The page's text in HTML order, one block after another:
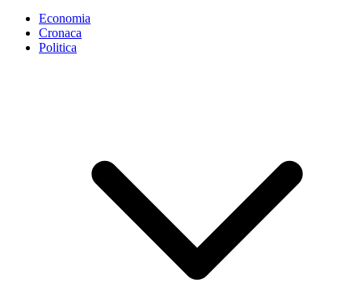
Economia
Cronaca
Politica